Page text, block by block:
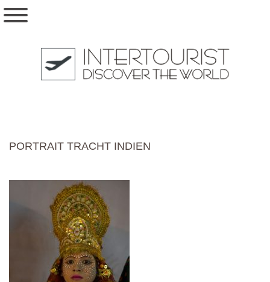
PORTRAIT TRACHT INDIEN